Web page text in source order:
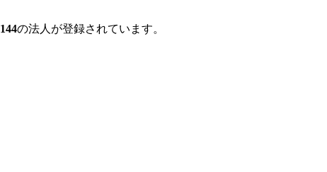
144の法人が登録されています。